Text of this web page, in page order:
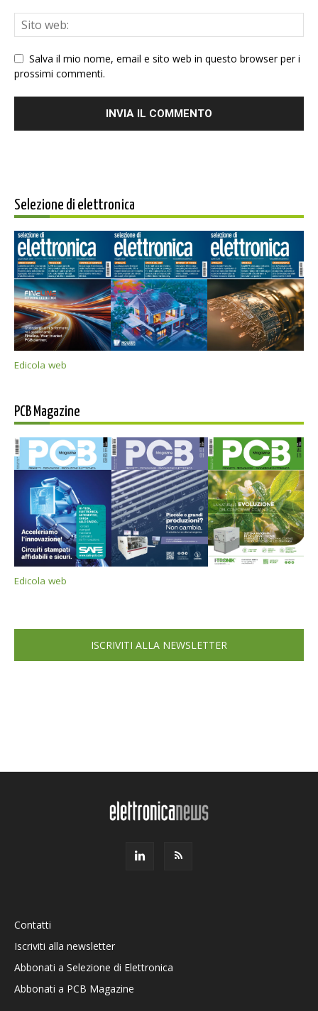
Salva il mio nome, email e sito web in questo browser per i
prossimi commenti.
Selezione di elettronica
Edicola web
PCB Magazine
Edicola web
ISCRIVITI ALLA NEWSLETTER
Contatti
Iscriviti alla newsletter
Abbonati a Selezione di Elettronica
Abbonati a PCB Magazine